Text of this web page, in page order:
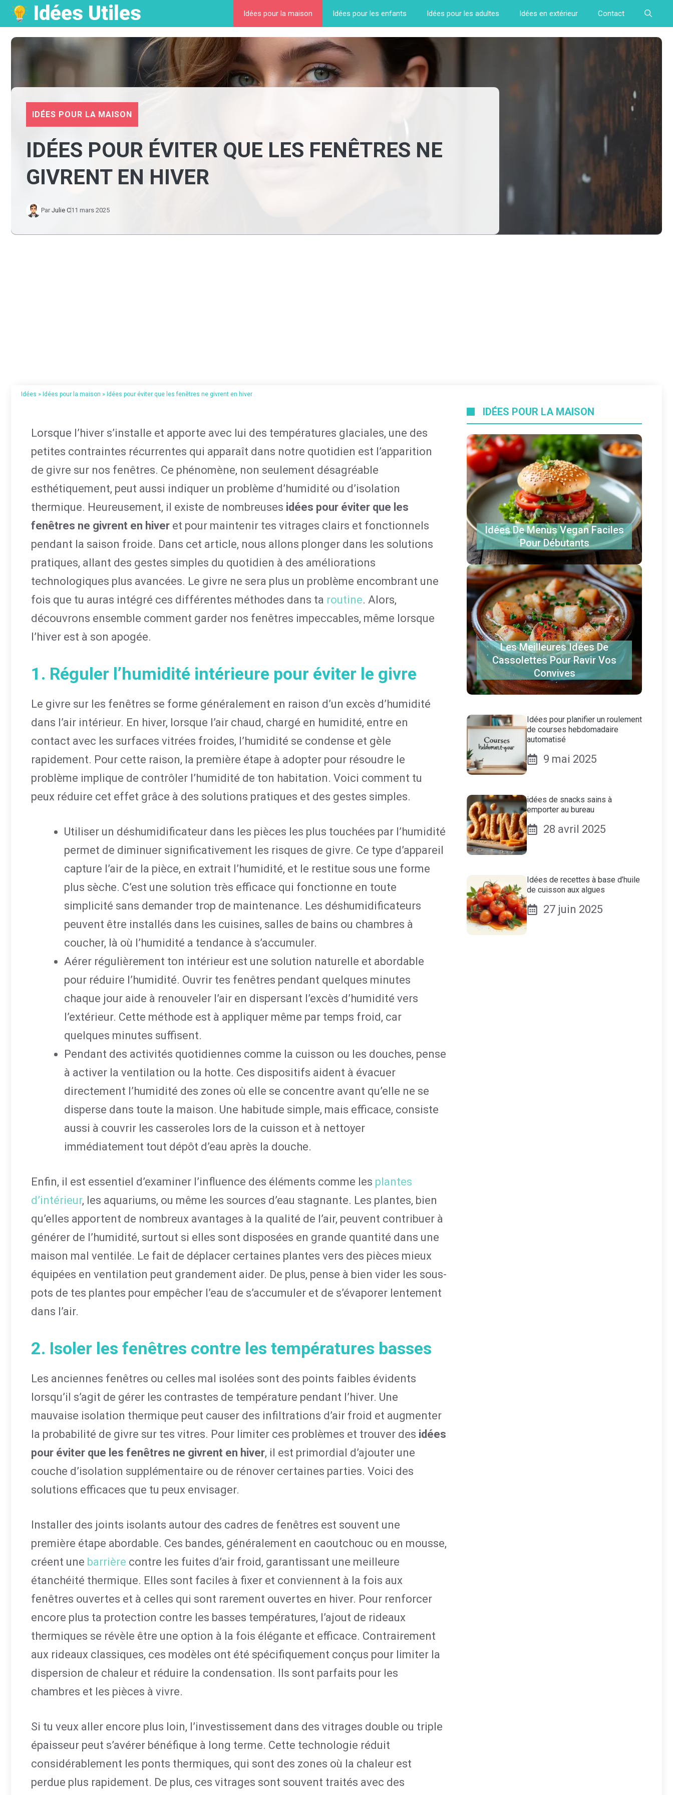
Aller
au
contenu
Idées Utiles Idées pour la maison Idées pour les enfants Idées pour les adultes Idées en extérieur Contact
IDÉES POUR LA MAISON
IDÉES POUR ÉVITER QUE LES FENÊTRES NE
GIVRENT EN HIVER
ParJulie C11 mars 2025
Idées » Idées pour la maison » Idées pour éviter que les fenêtres ne givrent en hiver
Lorsque l’hiver s’installe et apporte avec lui des températures glaciales, une des
petites contraintes récurrentes qui apparaît dans notre quotidien est l’apparition
de givre sur nos fenêtres. Ce phénomène, non seulement désagréable
esthétiquement, peut aussi indiquer un problème d’humidité ou d’isolation
thermique. Heureusement, il existe de nombreuses idées pour éviter que les
fenêtres ne givrent en hiver et pour maintenir tes vitrages clairs et fonctionnels
pendant la saison froide. Dans cet article, nous allons plonger dans les solutions
pratiques, allant des gestes simples du quotidien à des améliorations
technologiques plus avancées. Le givre ne sera plus un problème encombrant une
fois que tu auras intégré ces différentes méthodes dans ta routine. Alors,
découvrons ensemble comment garder nos fenêtres impeccables, même lorsque
l’hiver est à son apogée.
1. Réguler l’humidité intérieure pour éviter le givre
Le givre sur les fenêtres se forme généralement en raison d’un excès d’humidité
dans l’air intérieur. En hiver, lorsque l’air chaud, chargé en humidité, entre en
contact avec les surfaces vitrées froides, l’humidité se condense et gèle
rapidement. Pour cette raison, la première étape à adopter pour résoudre le
problème implique de contrôler l’humidité de ton habitation. Voici comment tu
peux réduire cet effet grâce à des solutions pratiques et des gestes simples.
Utiliser un déshumidificateur dans les pièces les plus touchées par l’humidité
permet de diminuer significativement les risques de givre. Ce type d’appareil
capture l’air de la pièce, en extrait l’humidité, et le restitue sous une forme
plus sèche. C’est une solution très efficace qui fonctionne en toute
simplicité sans demander trop de maintenance. Les déshumidificateurs
peuvent être installés dans les cuisines, salles de bains ou chambres à
coucher, là où l’humidité a tendance à s’accumuler.
Aérer régulièrement ton intérieur est une solution naturelle et abordable
pour réduire l’humidité. Ouvrir tes fenêtres pendant quelques minutes
chaque jour aide à renouveler l’air en dispersant l’excès d’humidité vers
l’extérieur. Cette méthode est à appliquer même par temps froid, car
quelques minutes suffisent.
Pendant des activités quotidiennes comme la cuisson ou les douches, pense
à activer la ventilation ou la hotte. Ces dispositifs aident à évacuer
directement l’humidité des zones où elle se concentre avant qu’elle ne se
disperse dans toute la maison. Une habitude simple, mais efficace, consiste
aussi à couvrir les casseroles lors de la cuisson et à nettoyer
immédiatement tout dépôt d’eau après la douche.
Enfin, il est essentiel d’examiner l’influence des éléments comme les plantes
d’intérieur, les aquariums, ou même les sources d’eau stagnante. Les plantes, bien
qu’elles apportent de nombreux avantages à la qualité de l’air, peuvent contribuer à
générer de l’humidité, surtout si elles sont disposées en grande quantité dans une
maison mal ventilée. Le fait de déplacer certaines plantes vers des pièces mieux
équipées en ventilation peut grandement aider. De plus, pense à bien vider les sous-
pots de tes plantes pour empêcher l’eau de s’accumuler et de s’évaporer lentement
dans l’air.
2. Isoler les fenêtres contre les températures basses
Les anciennes fenêtres ou celles mal isolées sont des points faibles évidents
lorsqu’il s’agit de gérer les contrastes de température pendant l’hiver. Une
mauvaise isolation thermique peut causer des infiltrations d’air froid et augmenter
la probabilité de givre sur tes vitres. Pour limiter ces problèmes et trouver des idées
pour éviter que les fenêtres ne givrent en hiver, il est primordial d’ajouter une
couche d’isolation supplémentaire ou de rénover certaines parties. Voici des
solutions efficaces que tu peux envisager.
Installer des joints isolants autour des cadres de fenêtres est souvent une
première étape abordable. Ces bandes, généralement en caoutchouc ou en mousse,
créent une barrière contre les fuites d’air froid, garantissant une meilleure
étanchéité thermique. Elles sont faciles à fixer et conviennent à la fois aux
fenêtres ouvertes et à celles qui sont rarement ouvertes en hiver. Pour renforcer
encore plus ta protection contre les basses températures, l’ajout de rideaux
thermiques se révèle être une option à la fois élégante et efficace. Contrairement
aux rideaux classiques, ces modèles ont été spécifiquement conçus pour limiter la
dispersion de chaleur et réduire la condensation. Ils sont parfaits pour les
chambres et les pièces à vivre.
Si tu veux aller encore plus loin, l’investissement dans des vitrages double ou triple
épaisseur peut s’avérer bénéfique à long terme. Cette technologie réduit
considérablement les ponts thermiques, qui sont des zones où la chaleur est
perdue plus rapidement. De plus, ces vitrages sont souvent traités avec des
IDÉES POUR LA MAISON
Idées De Menus Vegan Faciles
Pour Débutants
Les Meilleures Idées De
Cassolettes Pour Ravir Vos
Convives
Idées pour planifier un roulement
de courses hebdomadaire
automatisé
9 mai 2025
idées de snacks sains à
emporter au bureau
28 avril 2025
Idées de recettes à base d’huile
de cuisson aux algues
27 juin 2025